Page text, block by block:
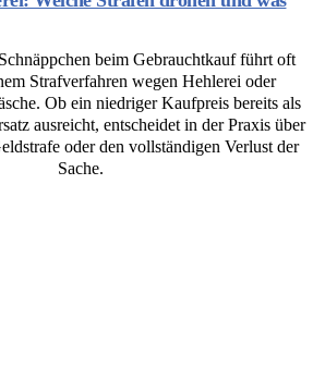
beim Gebrauchtkauf führt oft
Strafverfahren wegen Hehlerei oder
Ob ein niedriger Kaufpreis bereits als
ausreicht, entscheidet in der Praxis über
oder den vollständigen Verlust der
Sache.